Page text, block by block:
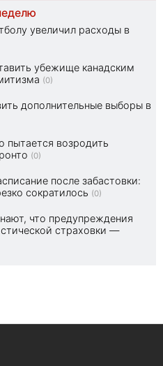
увеличил расходы в
убежище канадским
(0)
дополнительные выборы в
пытается возродить
(0)
после забастовки:
сократилось (0)
что предупреждения
страховки —